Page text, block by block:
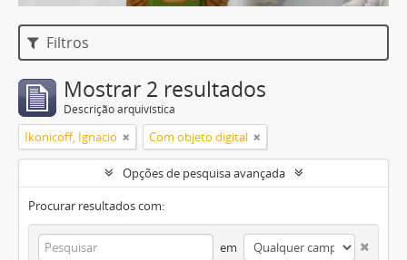
Filtros
Mostrar 2 resultados
Descrição arquivística
Ikonicoff, Ignacio Com objeto digital
Opções de pesquisa avançada
Procurar resultados com:
em